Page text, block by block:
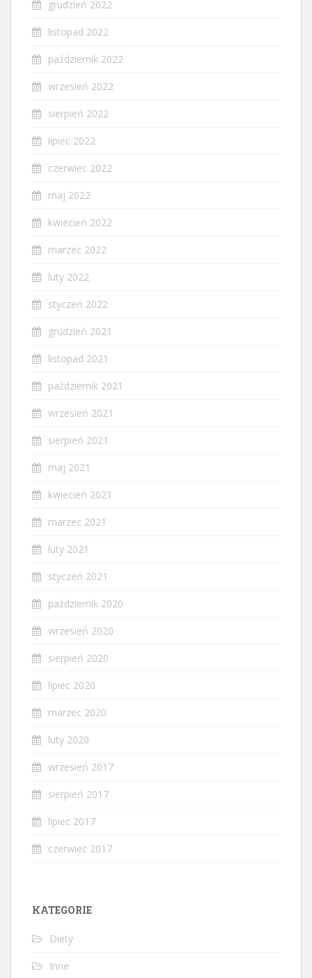
grudzień 2022
listopad 2022
październik 2022
wrzesień 2022
sierpień 2022
lipiec 2022
czerwiec 2022
maj 2022
kwiecień 2022
marzec 2022
luty 2022
styczeń 2022
grudzień 2021
listopad 2021
październik 2021
wrzesień 2021
sierpień 2021
maj 2021
kwiecień 2021
marzec 2021
luty 2021
styczeń 2021
październik 2020
wrzesień 2020
sierpień 2020
lipiec 2020
marzec 2020
luty 2020
wrzesień 2017
sierpień 2017
lipiec 2017
czerwiec 2017
KATEGORIE
Diety
Inne